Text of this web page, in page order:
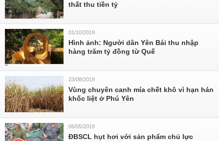
thất thu tiền tỷ
01/10/2019
Hình ảnh: Người dân Yên Bái thu nhập
hàng trăm tỷ đồng từ Quế
23/08/2019
Vùng chuyên canh mía chết khô vì hạn hán
khốc liệt ở Phú Yên
06/05/2019
ĐBSCL hụt hơi với sản phẩm chủ lực